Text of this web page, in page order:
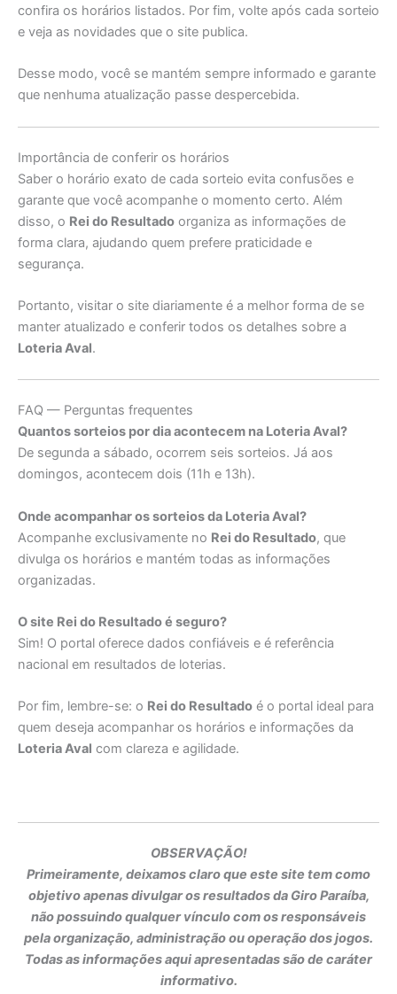
confira os horários listados. Por fim, volte após cada sorteio
e veja as novidades que o site publica.
Desse modo, você se mantém sempre informado e garante
que nenhuma atualização passe despercebida.
Importância de conferir os horários
Saber o horário exato de cada sorteio evita confusões e
garante que você acompanhe o momento certo. Além
disso, o Rei do Resultado organiza as informações de
forma clara, ajudando quem prefere praticidade e
segurança.
Portanto, visitar o site diariamente é a melhor forma de se
manter atualizado e conferir todos os detalhes sobre a
Loteria Aval.
FAQ — Perguntas frequentes
Quantos sorteios por dia acontecem na Loteria Aval?
De segunda a sábado, ocorrem seis sorteios. Já aos
domingos, acontecem dois (11h e 13h).
Onde acompanhar os sorteios da Loteria Aval?
Acompanhe exclusivamente no Rei do Resultado, que
divulga os horários e mantém todas as informações
organizadas.
O site Rei do Resultado é seguro?
Sim! O portal oferece dados confiáveis e é referência
nacional em resultados de loterias.
Por fim, lembre-se: o Rei do Resultado é o portal ideal para
quem deseja acompanhar os horários e informações da
Loteria Aval com clareza e agilidade.
OBSERVAÇÃO!
Primeiramente, deixamos claro que este site tem como
objetivo apenas divulgar os resultados da Giro Paraíba,
não possuindo qualquer vínculo com os responsáveis
pela organização, administração ou operação dos jogos.
Todas as informações aqui apresentadas são de caráter
informativo.